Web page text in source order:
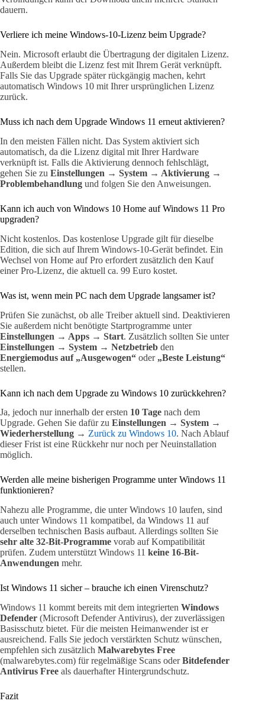
dauern.
Verliere ich meine Windows-10-Lizenz beim Upgrade?
Nein. Microsoft erlaubt die Übertragung der digitalen Lizenz.
Außerdem bleibt die Lizenz fest mit Ihrem Gerät verknüpft.
Falls Sie das Upgrade später rückgängig machen, kehrt
automatisch Windows 10 mit Ihrer ursprünglichen Lizenz
zurück.
Muss ich nach dem Upgrade Windows 11 erneut aktivieren?
In den meisten Fällen nicht. Das System aktiviert sich
automatisch, da die Lizenz digital mit Ihrer Hardware
verknüpft ist. Falls die Aktivierung dennoch fehlschlägt,
gehen Sie zu Einstellungen → System → Aktivierung →
Problembehandlung und folgen Sie den Anweisungen.
Kann ich auch von Windows 10 Home auf Windows 11 Pro
upgraden?
Nicht kostenlos. Das kostenlose Upgrade gilt für dieselbe
Edition, die sich auf Ihrem Windows-10-Gerät befindet. Ein
Wechsel von Home auf Pro erfordert zusätzlich den Kauf
einer Pro-Lizenz, die aktuell ca. 99 Euro kostet.
Was ist, wenn mein PC nach dem Upgrade langsamer ist?
Prüfen Sie zunächst, ob alle Treiber aktuell sind. Deaktivieren
Sie außerdem nicht benötigte Startprogramme unter
Einstellungen → Apps → Start. Zusätzlich sollten Sie unter
Einstellungen → System → Netzbetrieb den
Energiemodus auf „Ausgewogen“ oder „Beste Leistung“
stellen.
Kann ich nach dem Upgrade zu Windows 10 zurückkehren?
Ja, jedoch nur innerhalb der ersten 10 Tage nach dem
Upgrade. Gehen Sie dafür zu Einstellungen → System →
Wiederherstellung → Zurück zu Windows 10. Nach Ablauf
dieser Frist ist eine Rückkehr nur noch per Neuinstallation
möglich.
Werden alle meine bisherigen Programme unter Windows 11
funktionieren?
Nahezu alle Programme, die unter Windows 10 laufen, sind
auch unter Windows 11 kompatibel, da Windows 11 auf
derselben technischen Basis aufbaut. Allerdings sollten Sie
sehr alte 32-Bit-Programme vorab auf Kompatibilität
prüfen. Zudem unterstützt Windows 11 keine 16-Bit-
Anwendungen mehr.
Ist Windows 11 sicher – brauche ich einen Virenschutz?
Windows 11 kommt bereits mit dem integrierten Windows
Defender (Microsoft Defender Antivirus), der zuverlässigen
Basisschutz bietet. Für die meisten Heimanwender ist er
ausreichend. Falls Sie jedoch verstärkten Schutz wünschen,
empfehlen sich zusätzlich Malwarebytes Free
(malwarebytes.com) für regelmäßige Scans oderBitdefender
Antivirus Free als dauerhafter Hintergrundschutz.
Fazit